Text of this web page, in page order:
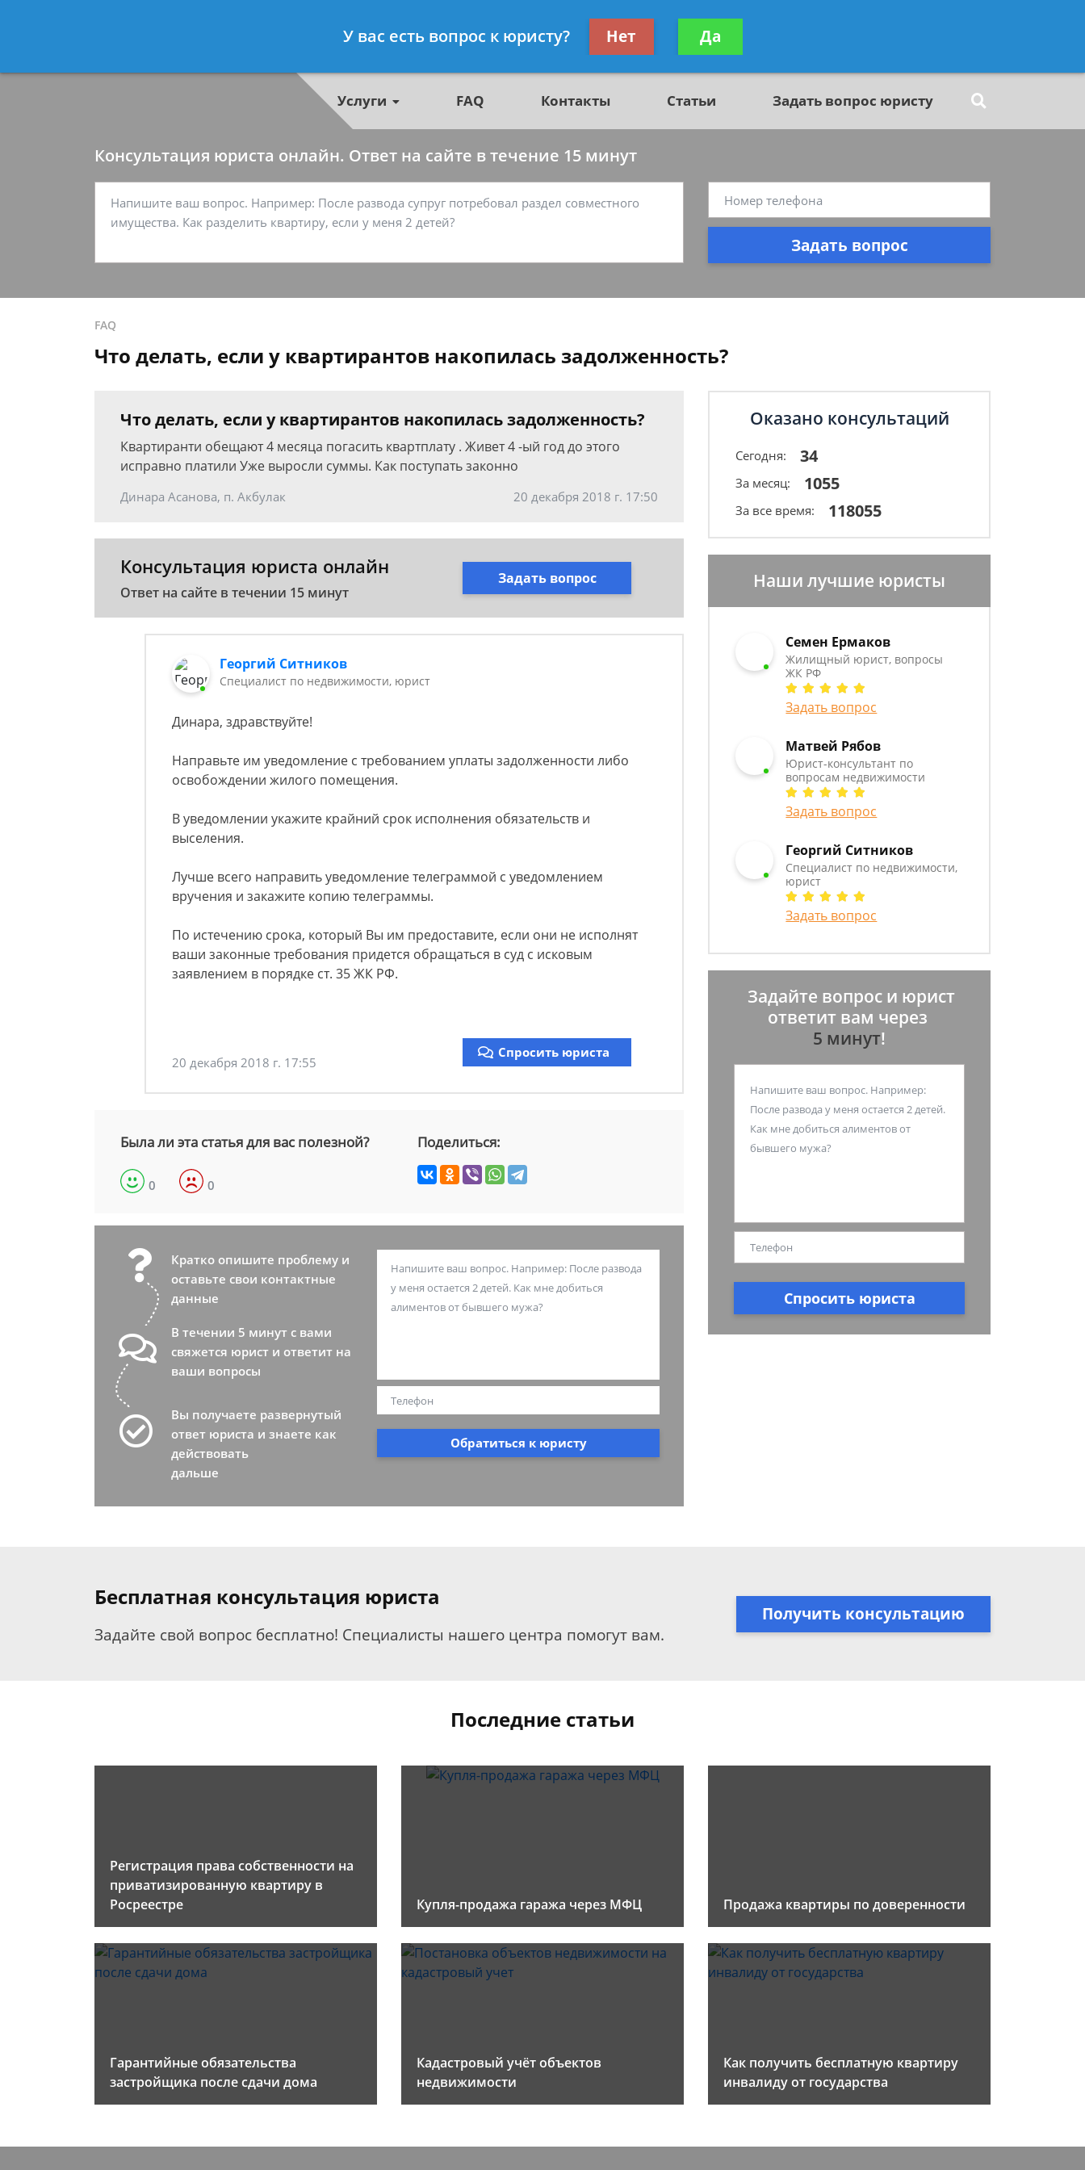
- Специалист по недвижимости, юрист
Получите консультацию
бесплатно
Услуги FAQ Контакты Статьи Задать вопрос юристу
Консультация юриста онлайн. Ответ на сайте в течение 15 минут
Задать вопрос
FAQ
Что делать, если у квартирантов накопилась задолженность?
Что делать, если у квартирантов накопилась задолженность?
Квартиранти обещают 4 месяца погасить квартплату . Живет 4 -ый год до этого
исправно платили Уже выросли суммы. Как поступать законно
Динара Асанова, п. Акбулак 20 декабря 2018 г. 17:50
Консультация юриста онлайн
Ответ на сайте в течении 15 минут
Задать вопрос
Георгий Ситников
Специалист по недвижимости, юрист
Динара, здравствуйте!
Направьте им уведомление с требованием уплаты задолженности либо
освобождении жилого помещения.
В уведомлении укажите крайний срок исполнения обязательств и
выселения.
Лучше всего направить уведомление телеграммой с уведомлением
вручения и закажите копию телеграммы.
По истечению срока, который Вы им предоставите, если они не исполнят
ваши законные требования придется обращаться в суд с исковым
заявлением в порядке ст. 35 ЖК РФ.
20 декабря 2018 г. 17:55
Спросить юриста
Была ли эта статья для вас полезной?
0 0
Поделиться:
Кратко опишите проблему и
оставьте свои контактные
данные
В течении 5 минут с вами
свяжется юрист и ответит на
ваши вопросы
Вы получаете развернутый
ответ юриста и знаете как
действовать
дальше
Обратиться к юристу
Оказано консультаций
Сегодня: 34
За месяц: 1055
За все время: 118055
Наши лучшие юристы
Семен Ермаков
Жилищный юрист, вопросы
ЖК РФ
Задать вопрос
Матвей Рябов
Юрист-консультант по
вопросам недвижимости
Задать вопрос
Георгий Ситников
Специалист по недвижимости,
юрист
Задать вопрос
Задайте вопрос и юрист
ответит вам через
5 минут!
Спросить юриста
Бесплатная консультация юриста
Задайте свой вопрос бесплатно! Специалисты нашего центра помогут вам.
Получить консультацию
Последние статьи
Регистрация права собственности на
приватизированную квартиру в
Росреестре
Купля-продажа гаража через МФЦ Продажа квартиры по доверенности
Гарантийные обязательства
застройщика после сдачи дома
Кадастровый учёт объектов
недвижимости
Как получить бесплатную квартиру
инвалиду от государства
У вас есть вопрос к юристу? Нет Да